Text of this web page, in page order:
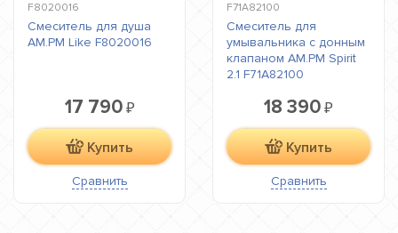
F8020016
Смеситель для душа
AM.PM Like F8020016
17 790₽
Купить
Сравнить
F71A82100
Смеситель для
умывальника с донным
клапаном AM.PM Spirit
2.1 F71A82100
18 390 ₽
Купить
Сравнить